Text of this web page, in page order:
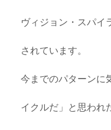
ヴィジョン・スパイ
されています。
今までのパターンに
イクルだ」と思われ